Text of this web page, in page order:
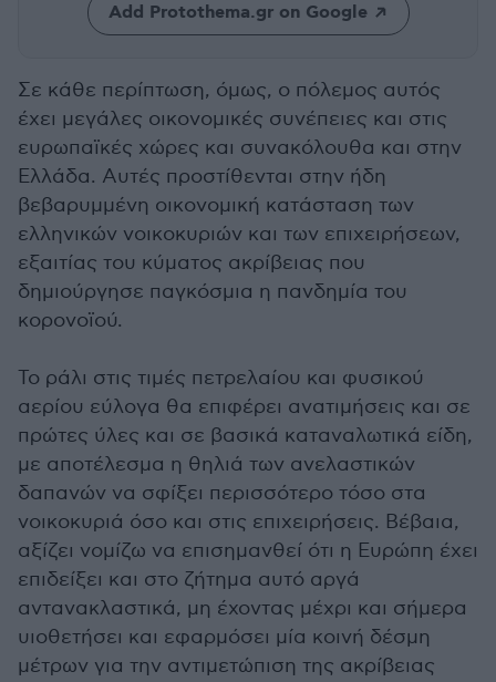
Add Protothema.gr on Google
Σε κάθε περίπτωση, όμως, ο πόλεμος αυτός
έχει μεγάλες οικονομικές συνέπειες και στις
ευρωπαϊκές χώρες και συνακόλουθα και στην
Ελλάδα. Αυτές προστίθενται στην ήδη
βεβαρυμμένη οικονομική κατάσταση των
ελληνικών νοικοκυριών και των επιχειρήσεων,
εξαιτίας του κύματος ακρίβειας που
δημιούργησε παγκόσμια η πανδημία του
κορονοϊού.
Το ράλι στις τιμές πετρελαίου και φυσικού
αερίου εύλογα θα επιφέρει ανατιμήσεις και σε
πρώτες ύλες και σε βασικά καταναλωτικά είδη,
με αποτέλεσμα η θηλιά των ανελαστικών
δαπανών να σφίξει περισσότερο τόσο στα
νοικοκυριά όσο και στις επιχειρήσεις. Βέβαια,
αξίζει νομίζω να επισημανθεί ότι η Ευρώπη έχει
επιδείξει και στο ζήτημα αυτό αργά
αντανακλαστικά, μη έχοντας μέχρι και σήμερα
υιοθετήσει και εφαρμόσει μία κοινή δέσμη
μέτρων για την αντιμετώπιση της ακρίβειας